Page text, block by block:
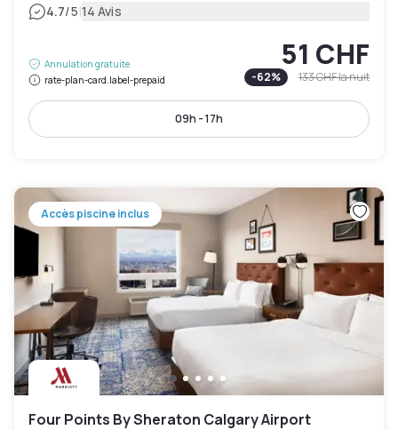
4.7/5|14 Avis
Annulation gratuite
rate-plan-card.label-prepaid
51 CHF
-62% 133 CHFla nuit
09h - 17h
Accès piscine inclus
Four Points By Sheraton Calgary Airport